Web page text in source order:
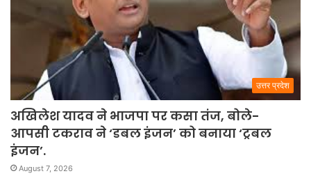
उत्तर प्रदेश
अखिलेश यादव ने भाजपा पर कसा तंज, बोले-
आपसी टकराव ने ‘डबल इंजन’ को बनाया ‘ट्रबल
इंजन’.
August 7, 2026